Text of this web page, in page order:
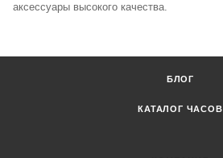
аксессуары высокого качества.
БЛОГ
КАТАЛОГ ЧАСОВ